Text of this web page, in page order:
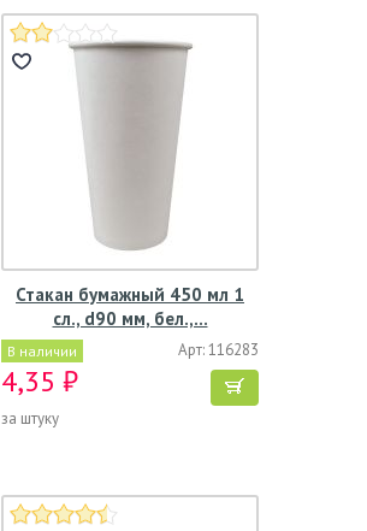
Стакан бумажный 450 мл 1
сл., d90 мм, бел.,…
В наличии Арт: 116283
4,35 ₽
за штуку